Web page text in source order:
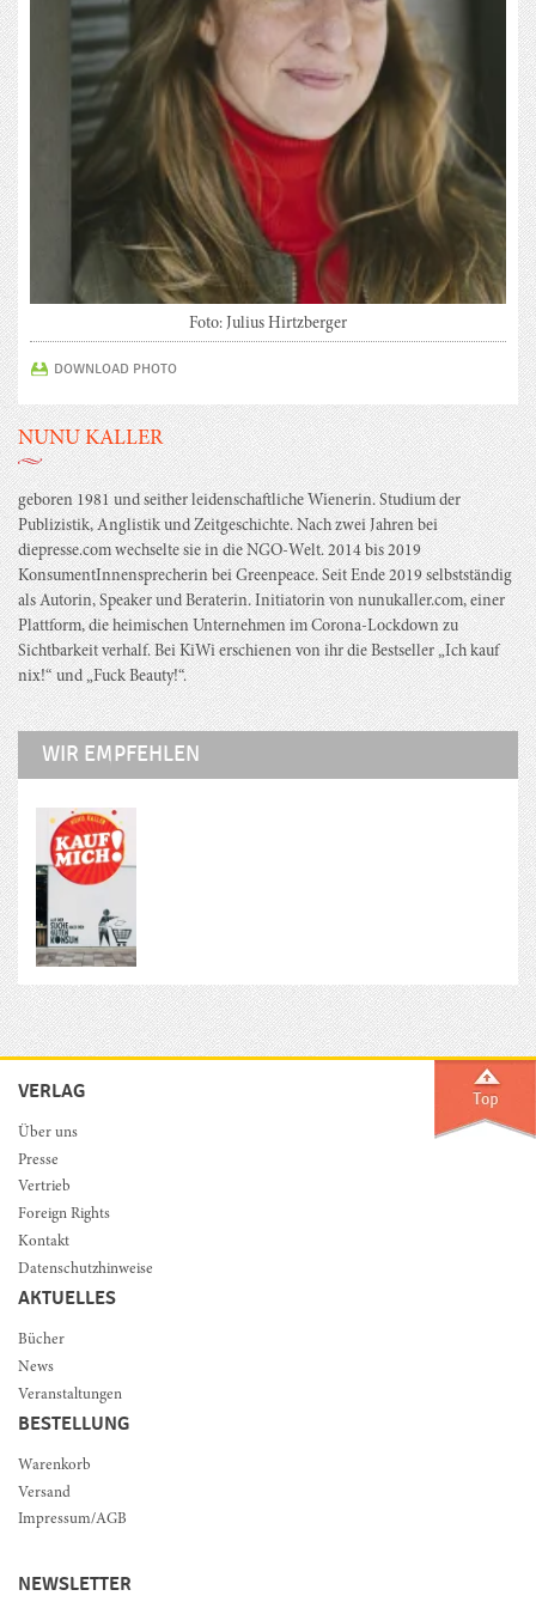
Foto: Julius Hirtzberger
DOWNLOAD PHOTO
NUNU KALLER
geboren 1981 und seither leidenschaftliche Wienerin. Studium der
Publizistik, Anglistik und Zeitgeschichte. Nach zwei Jahren bei
diepresse.com wechselte sie in die NGO-Welt. 2014 bis 2019
KonsumentInnensprecherin bei Greenpeace. Seit Ende 2019 selbstständig
als Autorin, Speaker und Beraterin. Initiatorin von nunukaller.com, einer
Plattform, die heimischen Unternehmen im Corona-Lockdown zu
Sichtbarkeit verhalf. Bei KiWi erschienen von ihr die Bestseller „Ich kauf
nix!“ und „Fuck Beauty!“.
WIR EMPFEHLEN
VERLAG
Über uns
Presse
Vertrieb
Foreign Rights
Kontakt
Datenschutzhinweise
AKTUELLES
Bücher
News
Veranstaltungen
BESTELLUNG
Warenkorb
Versand
Impressum/AGB
NEWSLETTER